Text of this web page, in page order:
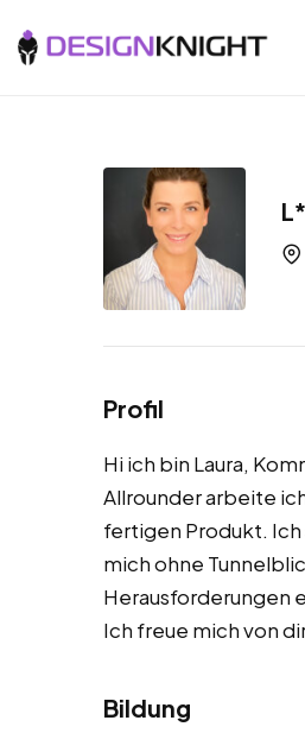
Profil
Hi ich bin Laura,
Allrounder arbeite
fertigen Produkt.
mich ohne
Herausforderungen
Ich freue mich von
Bildung